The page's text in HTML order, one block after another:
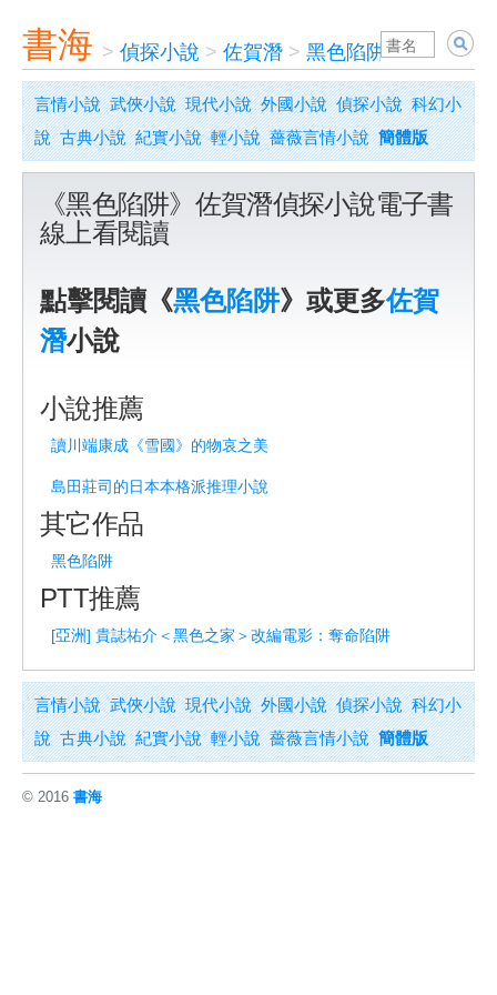
書海 > 偵探小說 > 佐賀潛 > 黑色陷阱
言情小說 武俠小說 現代小說 外國小說 偵探小說 科幻小
說 古典小說 紀實小說 輕小說 薔薇言情小說 簡體版
《黑色陷阱》佐賀潛偵探小說電子書
線上看閱讀
點擊閱讀《黑色陷阱》或更多佐賀
潛小說
小說推薦
讀川端康成《雪國》的物哀之美
島田莊司的日本本格派推理小說
其它作品
黑色陷阱
PTT推薦
[亞洲] 貴誌祐介＜黑色之家＞改編電影：奪命陷阱
言情小說 武俠小說 現代小說 外國小說 偵探小說 科幻小
說 古典小說 紀實小說 輕小說 薔薇言情小說 簡體版
© 2016 書海